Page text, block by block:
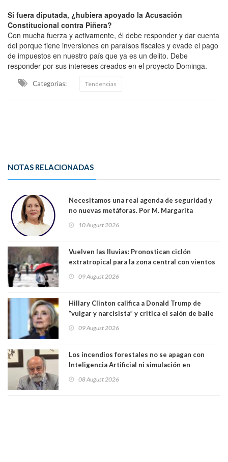
Si fuera diputada, ¿hubiera apoyado la Acusación
Constitucional contra Piñera?
Con mucha fuerza y activamente, él debe responder y dar cuenta
del porque tiene inversiones en paraísos fiscales y evade el pago
de impuestos en nuestro país que ya es un delito. Debe
responder por sus intereses creados en el proyecto Dominga.
Categorias: Tendencias
NOTAS RELACIONADAS
Necesitamos una real agenda de seguridad y
no nuevas metáforas. Por M. Margarita
10 August 2026
Vuelven las lluvias: Pronostican ciclón
extratropical para la zona central con vientos
09 August 2026
Hillary Clinton califica a Donald Trump de
“vulgar y narcisista” y critica el salón de baile
casa. Y la está destruyendo”
09 August 2026
Los incendios forestales no se apagan con
Inteligencia Artificial ni simulación en
Magister en Asentamientos Humanos PUC
08 August 2026